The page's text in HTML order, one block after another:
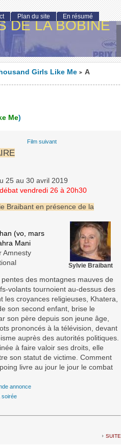
DE LA BOBINE
Girls Like Me > A
Me)
Film suivant
25 au 30 avril 2019
vendredi 26 à 20h30
Braibant en présence de la
Sylvie Braibant
(vo, mars
Mani
Amnesty
pentes des montagnes mauves de
volants tournoient au-dessus des
les croyances religieuses, Khatera,
son second enfant, brise le
son père depuis son jeune âge,
prononcés à la télévision, devant
auprès des autorités politiques.
à faire valoir ses droits, elle
son statut de victime. Comment
livre au jour le jour le combat
annonce
soirée
suite
Plan du site En résumé